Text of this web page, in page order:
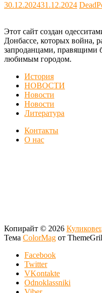
30.12.202431.12.2024
Этот сайт создан
Донбассе, которых война,
запроданцами, правящими
любимым городом.
История
НОВОСТИ
Новости
Новости
Литература
Контакты
О нас
Копирайт © 2026
Тема ColorMag от
Facebook
Twitter
VKontakte
Odnoklassniki